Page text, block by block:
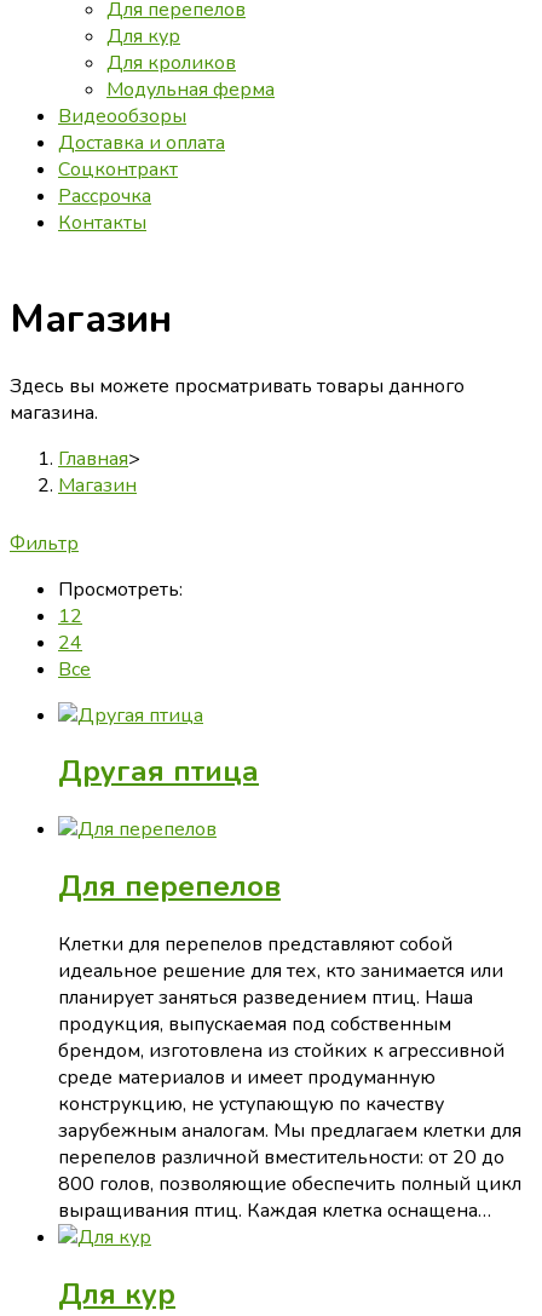
Для перепелов
Для кур
Для кроликов
Модульная ферма
Видеообзоры
Доставка и оплата
Соцконтракт
Рассрочка
Контакты
Магазин
Здесь вы можете просматривать товары данного
магазина.
Главная>
Магазин
Фильтр
Просмотреть:
12
24
Все
Другая птица
Для перепелов
Клетки для перепелов представляют собой
идеальное решение для тех, кто занимается или
планирует заняться разведением птиц. Наша
продукция, выпускаемая под собственным
брендом, изготовлена из стойких к агрессивной
среде материалов и имеет продуманную
конструкцию, не уступающую по качеству
зарубежным аналогам. Мы предлагаем клетки для
перепелов различной вместительности: от 20 до
800 голов, позволяющие обеспечить полный цикл
выращивания птиц. Каждая клетка оснащена…
Для кур